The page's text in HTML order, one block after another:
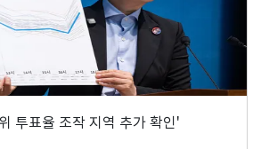
투표율 조작 지역 추가 확인'